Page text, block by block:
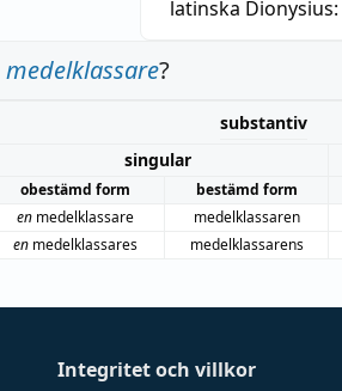
latinska Dionysius:
medelklassare?
substantiv
singular
obestämd form bestämd form
en medelklassare medelklassaren
en medelklassares medelklassarens
Integritet och villkor